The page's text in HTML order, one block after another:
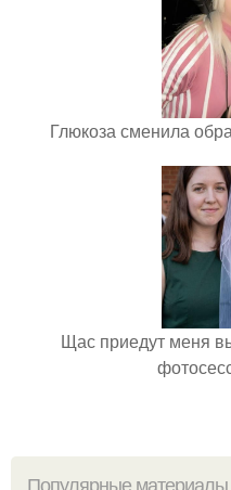
Глюкоза сменила
Щас приедут меня
Популярные материалы